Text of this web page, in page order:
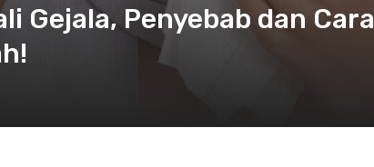
Gejala, Penyebab dan Cara